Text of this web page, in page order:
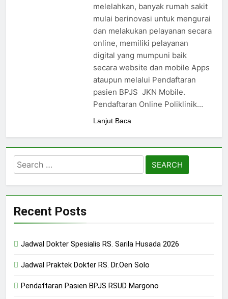
15/07/2025
Pendaftaran Pasien BPJS
RSUD Bung Karno
24/05/2024
Pendaftaran Pasien BPJS
RSUD Banyumas
melelahkan, banyak rumah sakit
mulai berinovasi untuk mengurai
dan melakukan pelayanan secara
online, memiliki pelayanan
digital yang mumpuni baik
secara website dan mobile Apps
ataupun melalui Pendaftaran
pasien BPJS JKN Mobile.
Pendaftaran Online Poliklinik…
Lanjut Baca
Search
for:
Recent Posts
Jadwal Dokter Spesialis RS. Sarila Husada 2026
Jadwal Praktek Dokter RS. Dr.Oen Solo
Pendaftaran Pasien BPJS RSUD Margono